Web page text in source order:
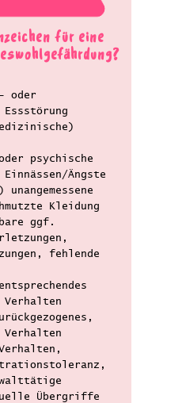
für eine
oder
Essstörung
psychische
Ängste
Kleidung
ggf.
fehlende
Übergriffe